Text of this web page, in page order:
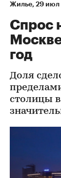
Жилье⁠, 29 июл
Спрос
год
Доля
столицы